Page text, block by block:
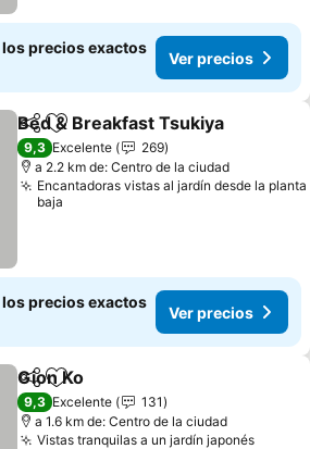
precios exactos
Ver precios
CompartirAgregar a favoritos
Bed & Breakfast Tsukiya
9,3 Excelente
269
a 2.2 km de: Centro de la ciudad
Encantadoras vistas al jardín desde la planta
baja
precios exactos
Ver precios
CompartirAgregar a favoritos
Gion Ko
9,3 Excelente
131
a 1.6 km de: Centro de la ciudad
Vistas tranquilas a un jardín japonés